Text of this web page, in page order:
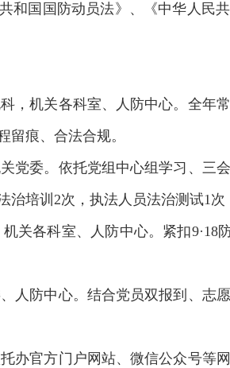
和国国防动员法》、《中华人民
，机关各科室、人防中心。全年
痕、合法合规。
党委。依托党组中心组学习、三
培训2次，执法人员法治测试1次
关各科室、人防中心。紧扣9·18
人防中心。结合党员双报到、志
办官方门户网站、微信公众号等